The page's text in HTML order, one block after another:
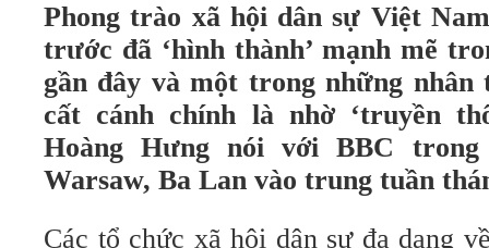
Phong trào xã hội dân sự Việt
trước đã ‘hình thành’ mạnh mẽ
gần đây và một trong những nhân
cất cánh chính là nhờ ‘truyền
Hoàng Hưng nói với BBC
Warsaw, Ba Lan vào trung tuần
Các tổ chức xã hội dân sự đa dạng